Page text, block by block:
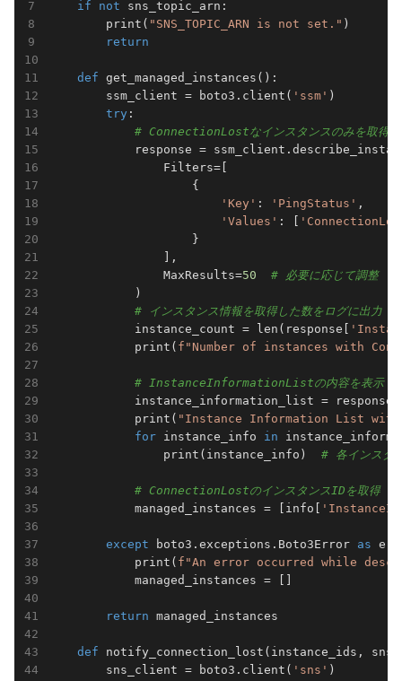
if not sns_topic_arn:
        print(
"SNS_TOPIC_ARN is not set." )
return
def get_managed_instances () :
        ssm_client = boto3.client(
'ssm' )
try :
response =
                Filters=[
                    {
'Key' : 'PingStatus' ,
'Values' : [
                    }
                ],
                MaxResults=
50
            )
            instance_count = len(response[
            print(
f"Number of instances with
#
            instance_information_list = response[
            print(
"Instance Information List
for instance_info in
                print(instance_info)
#
            managed_instances = [info[
except boto3.exceptions.Boto3Error as e:
            print(
f"An error occurred while
            managed_instances = []
return managed_instances
def notify_connection_lost (instance_ids,
        sns_client = boto3.client(
'sns' )